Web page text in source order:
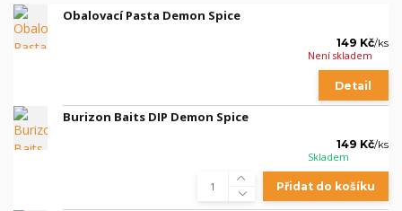
Obalovací Pasta Demon Spice
149 Kč/ks
Není skladem
Detail
Burizon Baits DIP Demon Spice
149 Kč/ks
Skladem
Přidat do košíku